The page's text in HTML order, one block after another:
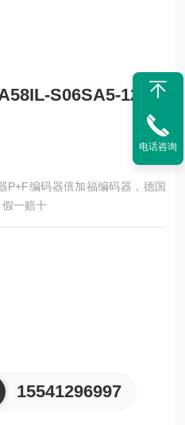
S06SA5-1213
P+F编码器倍加福编码器，德国
一赔十
15541296997
电话咨询